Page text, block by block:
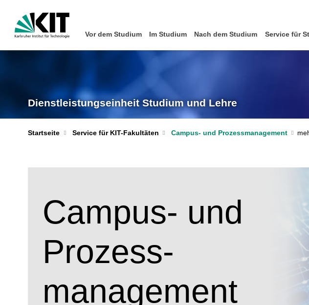
Vor dem Studium Im Studium Nach dem Studium Service für
Dienstleistungseinheit Studium und Lehre
Startseite Service für KIT-Fakultäten Campus- und Prozessmanagement
Campus- und
Prozess­
management